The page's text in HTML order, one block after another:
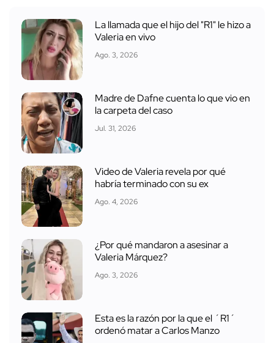
La llamada que el hijo del "R1" le hizo a
Valeria en vivo
Ago. 3, 2026
Madre de Dafne cuenta lo que vio en
la carpeta del caso
Jul. 31, 2026
Video de Valeria revela por qué
habría terminado con su ex
Ago. 4, 2026
¿Por qué mandaron a asesinar a
Valeria Márquez?
Ago. 3, 2026
Esta es la razón por la que el ´R1´
ordenó matar a Carlos Manzo